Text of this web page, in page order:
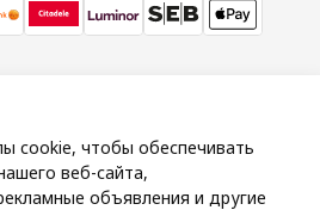
cookie, чтобы обеспечивать
веб-сайта,
объявления и другие